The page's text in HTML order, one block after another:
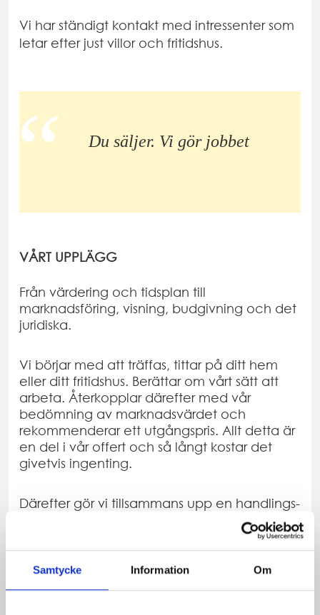
Samtycke Information Om
Vi har ständigt kontakt med intressenter som
letar efter just villor och fritidshus.
Du säljer. Vi gör jobbet
VÅRT UPPLÄGG
Från värdering och tidsplan till
marknadsföring, visning, budgivning och det
juridiska.
Vi börjar med att träffas, tittar på ditt hem
eller ditt fritidshus. Berättar om vårt sätt att
arbeta. Återkopplar därefter med vår
bedömning av marknadsvärdet och
rekommenderar ett utgångspris. Allt detta är
en del i vår offert och så långt kostar det
givetvis ingenting.
Därefter gör vi tillsammans upp en handlings-
och tidsplan för din bostadsförsäljning. Vi
anpassar vad och hur vi gör efter just dina
önskemål och din bostad. Inför
marknadsföring och visningar arbetar vi med